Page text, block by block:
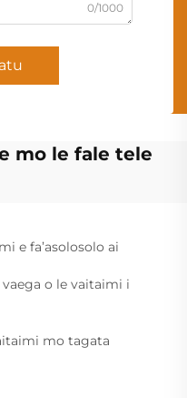
0/1000
mo le fale tele
e fa’asolosolo ai
o le vaitaimi i
mo tagata